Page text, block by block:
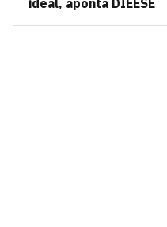
ideal, aponta DIEESE